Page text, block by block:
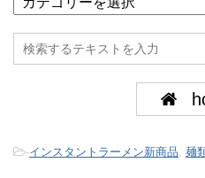
-インスタントラーメン新商品, 麺